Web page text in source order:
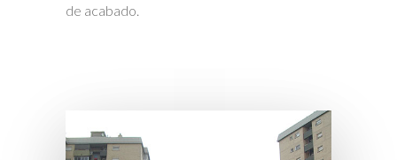
de acabado.